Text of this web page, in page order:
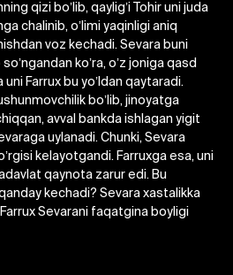
qizi boʼlib, qayligʼi Tohir uni juda
chalinib, oʼlimi yaqinligi aniq
voz kechadi. Sevara buni
koʼra, oʼz joniga qasd
Farrux bu yoʼldan qaytaradi.
boʼlib, jinoyatga
avval bankda ishlagan yigit
uylanadi. Chunki, Sevara
kelayotgandi. Farruxga esa, uni
qaynota zarur edi. Bu
kechadi? Sevara xastalikka
Sevarani faqatgina boyligi
Авторизоваться